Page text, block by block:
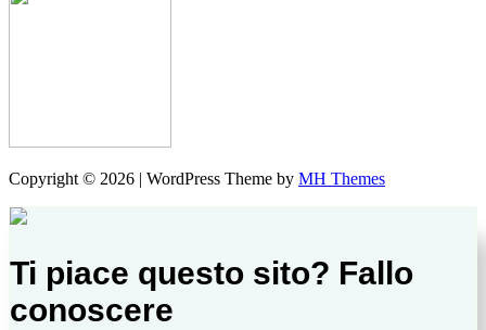
Copyright © 2026 | WordPress Theme by MH Themes
Ti piace questo sito? Fallo
conoscere